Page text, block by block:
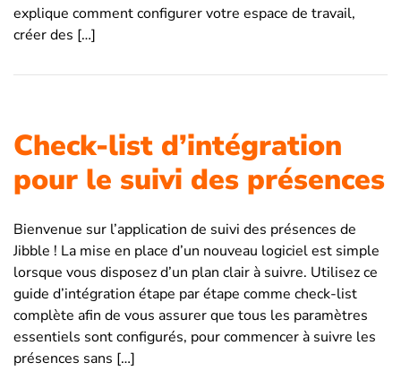
explique comment configurer votre espace de travail,
créer des […]
Check-list d’intégration
pour le suivi des présences
Bienvenue sur l’application de suivi des présences de
Jibble ! La mise en place d’un nouveau logiciel est simple
lorsque vous disposez d’un plan clair à suivre. Utilisez ce
guide d’intégration étape par étape comme check-list
complète afin de vous assurer que tous les paramètres
essentiels sont configurés, pour commencer à suivre les
présences sans […]